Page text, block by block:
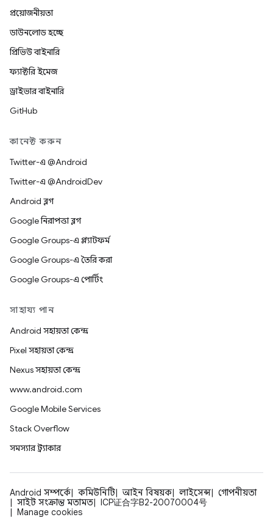
প্রয়োজনীয়তা
ডাউনলোড হচ্ছে
প্রিভিউ বাইনারি
ফ্যাক্টরি ইমেজ
ড্রাইভার বাইনারি
GitHub
কানেক্ট করুন
Twitter-এ @Android
Twitter-এ @AndroidDev
Android ব্লগ
Google নিরাপত্তা ব্লগ
Google Groups-এ প্ল্যাটফর্ম
Google Groups-এ তৈরি করা
Google Groups-এ পোর্টিং
সাহায্য পান
Android সহায়তা কেন্দ্র
Pixel সহায়তা কেন্দ্র
Nexus সহায়তা কেন্দ্র
www.android.com
Google Mobile Services
Stack Overflow
সমস্যার ট্র্যাকার
Android সম্পর্কে কমিউনিটি আইন বিষয়ক লাইসেন্স
গোপনীয়তা
সাইট সংক্রান্ত মতামত
ICP证合字B2-20070004号
Manage cookies